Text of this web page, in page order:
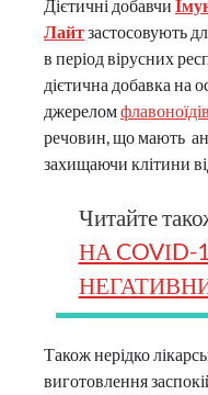
Дієтичні добавчи
Лайтзастосовують
в період вірусних
дієтична добавка на
джереломфлавоноїдів
речовин, що мають
захищаючи клітини
Читайте
НА
Також нерідко
виготовлення